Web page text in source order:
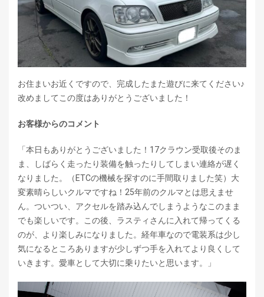
お住まいお近くですので、完成したまた遊びに来てください♪
改めましてこの度はありがとうございました！
お客様からのコメント
「本日もありがとうございました！17クラウン受取後そのま
ま、しばらく走ったり装備を触ったりしてしまい連絡が遅く
なりました。（ETCの機械を探すのに手間取りました笑）大
変素晴らしいクルマですね！25年前のクルマとは思えませ
ん。ついつい、アクセルを踏み込んでしまうようなこのまま
でも楽しいです。この後、ラスティさんに入れて帰ってくる
のが、より楽しみになりました。経年車なので電装系は少し
気になるところありますが少しずつ手を入れてより良くして
いきます。愛車として大切に乗りたいと思います。」